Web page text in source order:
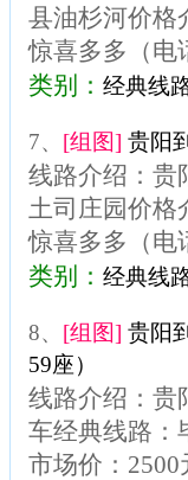
县油杉河价格
惊喜多多（电
类别： 经典线
7、 [组图] 贵阳
线路介绍：贵
土司庄园价格
惊喜多多（电
类别： 经典线
8、 [组图] 贵阳
59座）
线路介绍：贵
车经典线路：
市场价：